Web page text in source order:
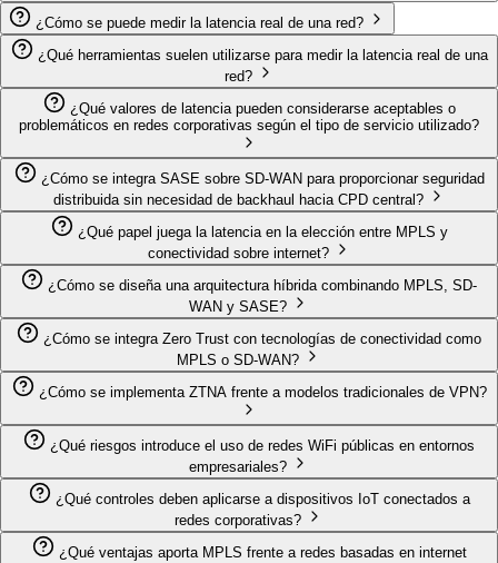
¿Cómo se puede medir la latencia real de una red?
¿Qué herramientas suelen utilizarse para medir la latencia real de una
red?
¿Qué valores de latencia pueden considerarse aceptables o
problemáticos en redes corporativas según el tipo de servicio utilizado?
¿Cómo se integra SASE sobre SD-WAN para proporcionar seguridad
distribuida sin necesidad de backhaul hacia CPD central?
¿Qué papel juega la latencia en la elección entre MPLS y
conectividad sobre internet?
¿Cómo se diseña una arquitectura híbrida combinando MPLS, SD-
WAN y SASE?
¿Cómo se integra Zero Trust con tecnologías de conectividad como
MPLS o SD-WAN?
¿Cómo se implementa ZTNA frente a modelos tradicionales de VPN?
¿Qué riesgos introduce el uso de redes WiFi públicas en entornos
empresariales?
¿Qué controles deben aplicarse a dispositivos IoT conectados a
redes corporativas?
¿Qué ventajas aporta MPLS frente a redes basadas en internet